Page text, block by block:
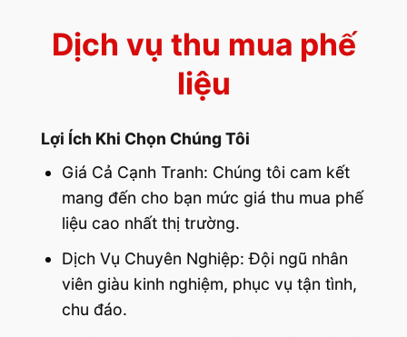
Dịch vụ thu mua phế
liệu
Lợi Ích Khi Chọn Chúng Tôi
Giá Cả Cạnh Tranh: Chúng tôi cam kết
mang đến cho bạn mức giá thu mua phế
liệu cao nhất thị trường.
Dịch Vụ Chuyên Nghiệp: Đội ngũ nhân
viên giàu kinh nghiệm, phục vụ tận tình,
chu đáo.